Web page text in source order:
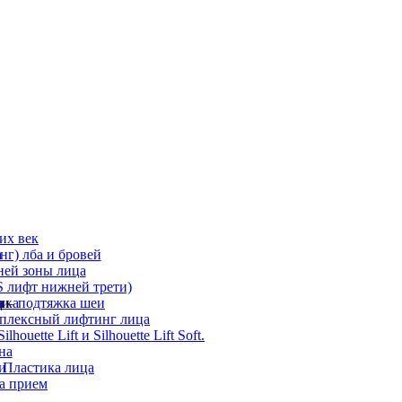
век
лба и бровей
зоны лица
лифт нижней трети)
– подтяжка шеи
лифтинг лица
Lift и Silhouette Lift Soft.
лица
прием